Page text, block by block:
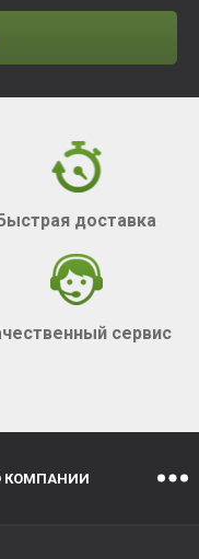
доставка
сервис
КОМПАНИИ